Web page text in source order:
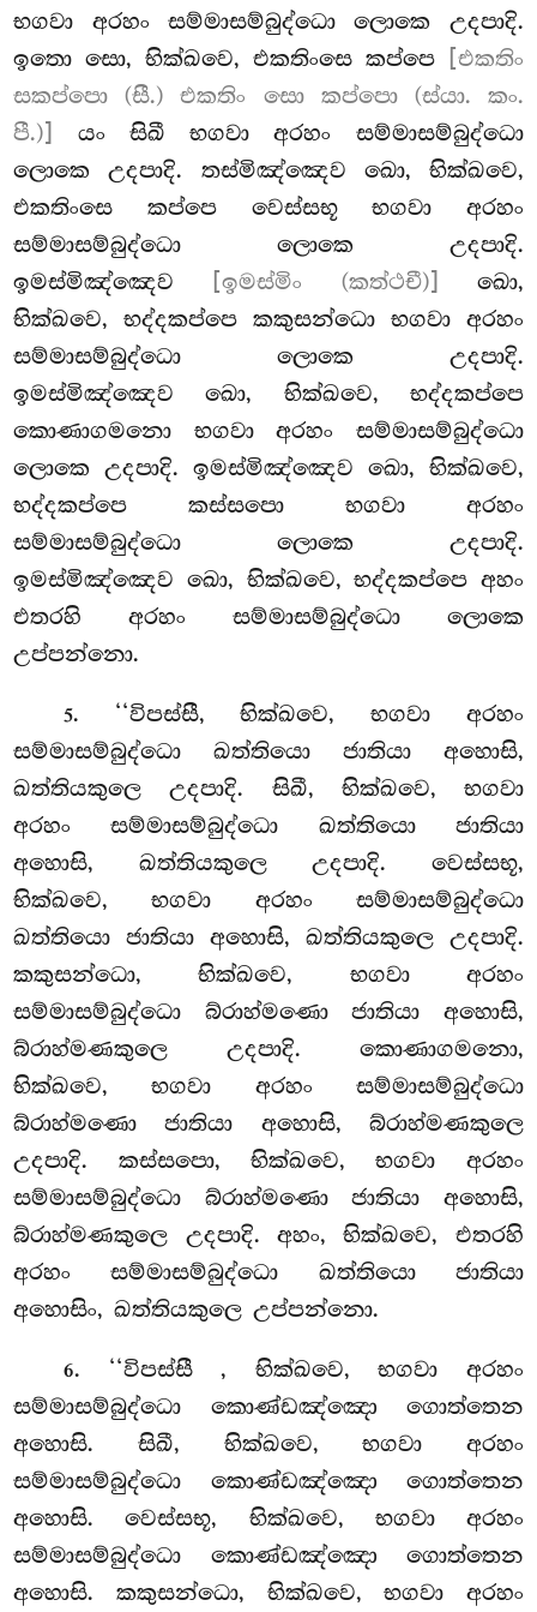
භගවා අරහං සම්මාසම්බුද්ධො ලොකෙ උදපාදි.
ඉතො සො, භික්ඛවෙ, එකතිංසෙ කප්පෙ
[එකතිං
සකප්පො (සී.) එකතිං සො කප්පො (ස්යා. කං.
පී.)]
යං සිඛී භගවා අරහං සම්මාසම්බුද්ධො
ලොකෙ උදපාදි. තස්මිඤ්ඤෙව ඛො, භික්ඛවෙ,
එකතිංසෙ කප්පෙ වෙස්සභූ භගවා අරහං
සම්මාසම්බුද්ධො ලොකෙ උදපාදි.
ඉමස්මිඤ්ඤෙව
[ඉමස්මිං (කත්ථචී)]
ඛො,
භික්ඛවෙ, භද්දකප්පෙ කකුසන්ධො භගවා අරහං
සම්මාසම්බුද්ධො ලොකෙ උදපාදි.
ඉමස්මිඤ්ඤෙව ඛො, භික්ඛවෙ, භද්දකප්පෙ
කොණාගමනො භගවා අරහං සම්මාසම්බුද්ධො
ලොකෙ උදපාදි. ඉමස්මිඤ්ඤෙව ඛො, භික්ඛවෙ,
භද්දකප්පෙ කස්සපො භගවා අරහං
සම්මාසම්බුද්ධො ලොකෙ උදපාදි.
ඉමස්මිඤ්ඤෙව ඛො, භික්ඛවෙ, භද්දකප්පෙ අහං
එතරහි අරහං සම්මාසම්බුද්ධො ලොකෙ
උප්පන්නො.
5. ‘‘විපස්සී, භික්ඛවෙ, භගවා අරහං
සම්මාසම්බුද්ධො ඛත්තියො ජාතියා අහොසි,
ඛත්තියකුලෙ උදපාදි. සිඛී, භික්ඛවෙ, භගවා
අරහං සම්මාසම්බුද්ධො ඛත්තියො ජාතියා
අහොසි, ඛත්තියකුලෙ උදපාදි. වෙස්සභූ,
භික්ඛවෙ, භගවා අරහං සම්මාසම්බුද්ධො
ඛත්තියො ජාතියා අහොසි, ඛත්තියකුලෙ උදපාදි.
කකුසන්ධො, භික්ඛවෙ, භගවා අරහං
සම්මාසම්බුද්ධො බ්රාහ්මණො ජාතියා අහොසි,
බ්රාහ්මණකුලෙ උදපාදි. කොණාගමනො,
භික්ඛවෙ, භගවා අරහං සම්මාසම්බුද්ධො
බ්රාහ්මණො ජාතියා අහොසි, බ්රාහ්මණකුලෙ
උදපාදි. කස්සපො, භික්ඛවෙ, භගවා අරහං
සම්මාසම්බුද්ධො බ්රාහ්මණො ජාතියා අහොසි,
බ්රාහ්මණකුලෙ උදපාදි. අහං, භික්ඛවෙ, එතරහි
අරහං සම්මාසම්බුද්ධො ඛත්තියො ජාතියා
අහොසිං, ඛත්තියකුලෙ උප්පන්නො.
6. ‘‘විපස්සී, භික්ඛවෙ, භගවා අරහං
සම්මාසම්බුද්ධො කොණ්ඩඤ්ඤො ගොත්තෙන
අහොසි. සිඛී, භික්ඛවෙ, භගවා අරහං
සම්මාසම්බුද්ධො කොණ්ඩඤ්ඤො ගොත්තෙන
අහොසි. වෙස්සභූ, භික්ඛවෙ, භගවා අරහං
සම්මාසම්බුද්ධො කොණ්ඩඤ්ඤො ගොත්තෙන
අහොසි. කකුසන්ධො, භික්ඛවෙ, භගවා අරහං